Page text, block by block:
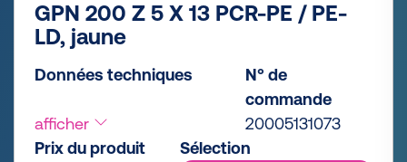
GPN 200 Z 5 X 13 PCR-PE / PE-
LD, jaune
Données techniques
afficher
N° de
commande
20005131073
Prix du produit
Sélection